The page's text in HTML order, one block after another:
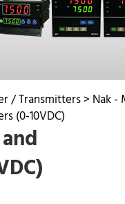
/ Transmitters> Nak -
(0-10VDC)